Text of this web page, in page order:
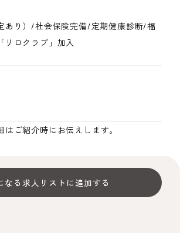
あり）/社会保険完備/定期健康診断/福
リロクラブ」加入
ご紹介時にお伝えします。
なる求人リストに追加する